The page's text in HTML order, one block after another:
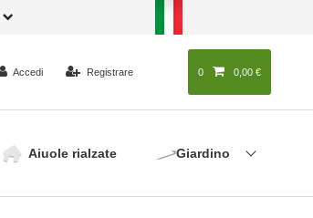
Accedi Registrare 0 0,00 €
Aiuole rialzate Giardino